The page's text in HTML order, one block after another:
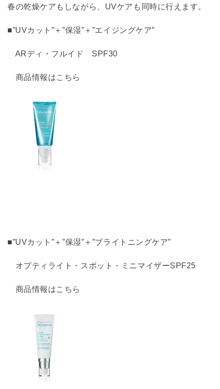
春の乾燥ケアもしながら、UVケアも同時に行えます。
■”UVカット”＋”保湿”＋”エイジングケア”
ARディ・フルイド SPF30
商品情報はこちら
■”UVカット”＋”保湿”＋”ブライトニングケア”
オプティライト・スポット・ミニマイザーSPF25
商品情報はこちら